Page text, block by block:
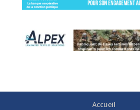
Accueil